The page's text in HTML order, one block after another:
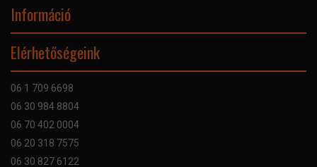
Információ
Bankkártyás fizetés
Elérhetőségeink
06 1 709 6698
06 30 984 8804
06 70 402 0004
06 20 318 7575
06 30 827 6122